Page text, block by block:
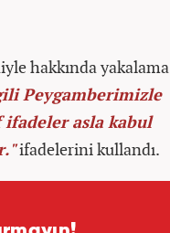
hakkında yakalama
Peygamberimizle
asla kabul
ifadelerini kullandı.